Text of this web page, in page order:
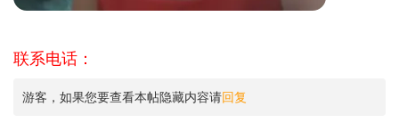
联系电话：
游客，如果您要查看本帖隐藏内容请回复